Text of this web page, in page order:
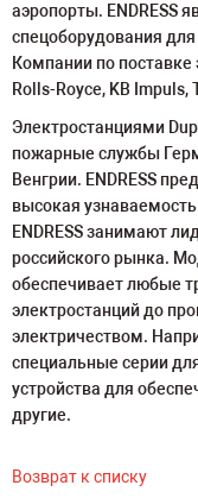
аэропорты. ENDRESS
спецоборудования
Компании по
Rolls-Royce, KB Impuls,
Электростанциями
пожарные службы
Венгрии. ENDRESS
высокая
ENDRESS занимают
российского рынка.
обеспечивает любые
электростанций до
электричеством.
специальные серии
устройства для
другие.
Возврат к списку